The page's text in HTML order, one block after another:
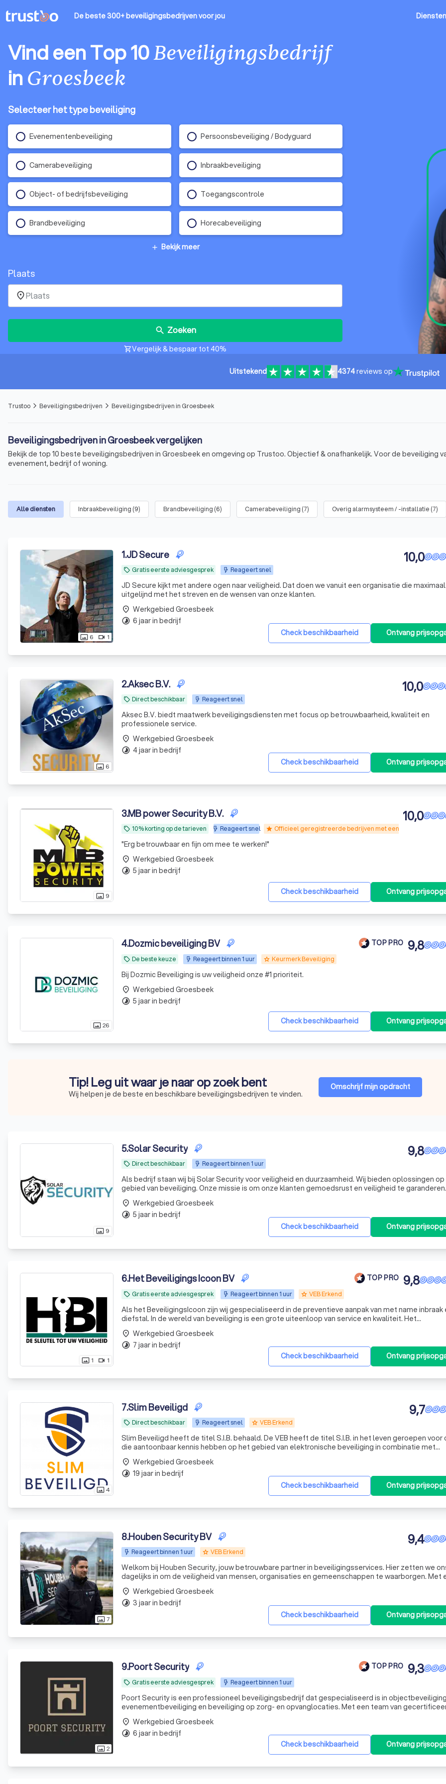
De beste 300+ beveiligingsbedrijvenvoor jou Diensten
Vind een Top 10Beveiligingsbedrijf
inGroesbeek
Selecteer het type beveiliging
Evenementenbeveiliging Persoonsbeveiliging / Bodyguard
Camerabeveiliging Inbraakbeveiliging
Object- of bedrijfsbeveiliging Toegangscontrole
Brandbeveiliging Horecabeveiliging
add Bekijk meer
Plaats
place
search Zoeken
shopping_cartVergelijk & bespaar tot 40%
Uitstekend 4374reviews op
Trustoo arrow_forward_ios Beveiligingsbedrijven arrow_forward_ios Beveiligingsbedrijven in Groesbeek
Beveiligingsbedrijven in Groesbeek vergelijken
Bekijk de top 10 beste beveiligingsbedrijven in Groesbeek en omgeving op Trustoo. Objectief & onafhankelijk. Voor de beveiliging
evenement, bedrijf of woning.
Alle diensten Inbraakbeveiliging (9) Brandbeveiliging (6) Camerabeveiliging (7) Overig alarmsysteem / -installatie (7)
photo_size_select_actual 6 videocam 1
1.JD Secure
local_offer Gratis eerste adviesgesprek Reageert snel
10,0
JD Secure kijkt met andere ogen naar veiligheid. Dat doen we vanuit een organisatie die
uitgelijnd met het streven en de wensen van onze klanten.
Check beschikbaarheid Ontvang
place Werkgebied Groesbeek
timelapse 6 jaar in bedrijf
photo_size_select_actual 6
2.Aksec B.V.
local_offer Direct beschikbaar Reageert snel
10,0
Aksec B.V. biedt maatwerk beveiligingsdiensten met focus op betrouwbaarheid, kwaliteit en
professionele service.
Check beschikbaarheid Ontvang
place Werkgebied Groesbeek
timelapse 4 jaar in bedrijf
photo_size_select_actual 9
3.MB power Security B.V.
local_offer 10% korting op de tarieven Reageert snel star Officieel geregistreerde bedrijven met een geldige
10,0
"Erg betrouwbaar en fijn om mee te werken!"
Check beschikbaarheid Ontvang
place Werkgebied Groesbeek
timelapse 5 jaar in bedrijf
photo_size_select_actual26
4.Dozmic beveiliging BV TOP PRO
local_offer De beste keuze Reageert binnen 1 uur grade Keurmerk Beveiliging
9,8
Bij Dozmic Beveiliging is uw veiligheid onze #1 prioriteit.
Check beschikbaarheid Ontvang
place Werkgebied Groesbeek
timelapse 5 jaar in bedrijf
Tip! Leg uit waar je naar op zoek bent
Wij helpen je de beste en beschikbare beveiligingsbedrijven te vinden.
Omschrijf mijn opdracht
photo_size_select_actual 9
5.Solar Security
local_offer Direct beschikbaar Reageert binnen 1 uur
9,8
Als bedrijf staan wij bij Solar Security voor veiligheid en duurzaamheid. Wij bieden oplossingen
gebied van beveiliging. Onze missie is om onze klanten gemoedsrust en veiligheid te garanderen.
Check beschikbaarheid Ontvang
place Werkgebied Groesbeek
timelapse 5 jaar in bedrijf
photo_size_select_actual 1 videocam 1
6.Het Beveiligings Icoon BV TOP PRO
local_offer Gratis eerste adviesgesprek Reageert binnen 1 uur grade VEB Erkend
9,8
Als het BeveiligingsIcoon zijn wij gespecialiseerd in de preventieve aanpak van met name inbraak
diefstal. In de wereld van beveiliging is een grote uiteenloop van service en kwaliteit. Het
Beveiligingsicoon werkt alleen met apparatuur van uitstekende kwaliteit, zodat u verzekerd bent
rust
Check beschikbaarheid
Ontvang
place Werkgebied Groesbeek
timelapse 7 jaar in bedrijf
photo_size_select_actual4
7.Slim Beveiligd
local_offer Direct beschikbaar Reageert snel grade VEB Erkend
9,7
Slim Beveiligd heeft de titel S.I.B. behaald. De VEB heeft de titel S.I.B. in het leven geroepen voor
die aantoonbaar kennis hebben op het gebied van elektronische beveiliging in combinatie met
bouwkundige beveiliging. De VEB is van mening dat door middel van het behalen van de titel S.I.B. e
Check beschikbaarheid Ontvang
place Werkgebied Groesbeek
timelapse 19 jaar in bedrijf
photo_size_select_actual7
8.Houben Security BV
Reageert binnen 1 uur grade VEB Erkend
9,4
Welkom bij Houben Security, jouw betrouwbare partner in beveiligingsservices. Hier zetten we
dagelijks in om de veiligheid van mensen, organisaties en gemeenschappen te waarborgen. Met
missie die zowel eenvoudig als krachtig is, streven we ernaar om uitmuntende
te lev
Check beschikbaarheid Ontvang
place Werkgebied Groesbeek
timelapse 3 jaar in bedrijf
photo_size_select_actual2
9.Poort Security TOP PRO
local_offer Gratis eerste adviesgesprek Reageert binnen 1 uur
9,3
Poort Security is een professioneel beveiligingsbedrijf dat gespecialiseerd is in
evenementbeveiliging en beveiliging op zorg- en opvanglocaties. Met een team van
Check beschikbaarheid Ontvang
place Werkgebied Groesbeek
timelapse 6 jaar in bedrijf